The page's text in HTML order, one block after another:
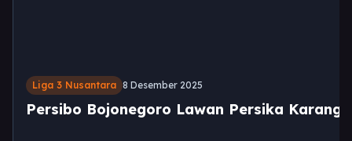
Liga 3 Nusantara 8 Desember 2025
Persibo Bojonegoro Lawan Persika